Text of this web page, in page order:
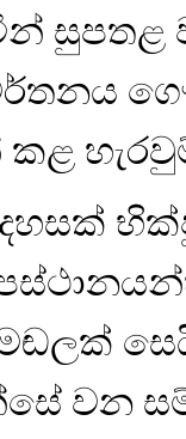
සුපතළ
වන